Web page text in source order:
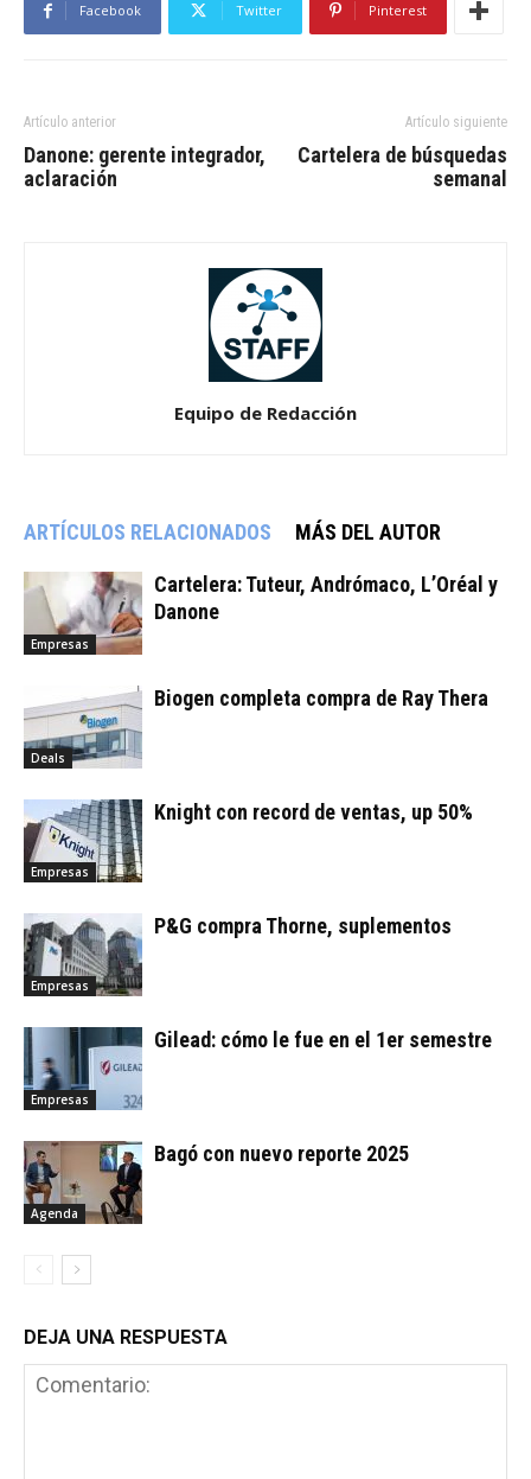
Facebook Twitter Pinterest
Artículo anterior
Danone: gerente integrador,
aclaración
Artículo siguiente
Cartelera de búsquedas
semanal
Equipo de Redacción
ARTÍCULOS RELACIONADOS MÁS DEL AUTOR
Empresas
Cartelera: Tuteur, Andrómaco, L’Oréal y
Danone
Deals
Biogen completa compra de Ray Thera
Empresas
Knight con record de ventas, up 50%
Empresas
P&G compra Thorne, suplementos
Empresas
Gilead: cómo le fue en el 1er semestre
Agenda
Bagó con nuevo reporte 2025
DEJA UNA RESPUESTA